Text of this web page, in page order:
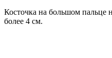
Косточка на большом пальце
более 4 см.